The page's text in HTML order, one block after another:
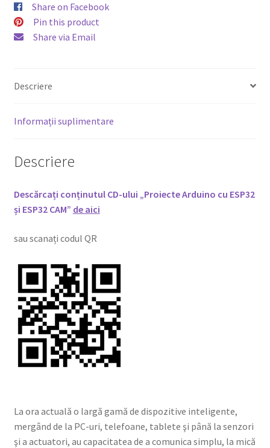
Share on Facebook
Pin this product
Share via Email
Descriere
Informații suplimentare
Descriere
Descărcați conținutul CD-ului „Proiecte Arduino cu ESP32
și ESP32 CAM” de aici
sau scanați codul QR
La ora actuală o largă gamă de dispozitive inteligente,
mergând de la PC-uri, telefoane, tablete şi până la senzori
şi a actuatori, au capacitatea de a comunica simplu, la mică